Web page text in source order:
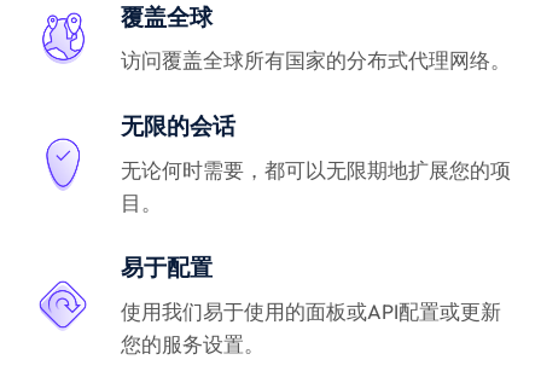
覆盖全球
访问覆盖全球所有国家的分布式代理网络。
无限的会话
无论何时需要，都可以无限期地扩展您的项
目。
易于配置
使用我们易于使用的面板或API配置或更新
您的服务设置。